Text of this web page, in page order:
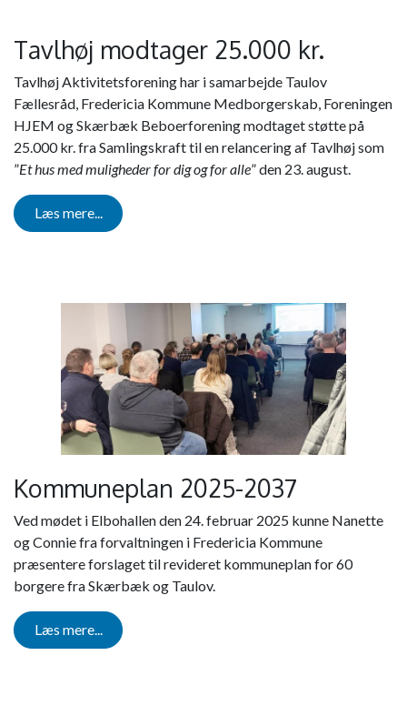
Tavlhøj modtager 25.000 kr.
Tavlhøj Aktivitetsforening har i samarbejde Taulov
Fællesråd, Fredericia Kommune Medborgerskab, Foreningen
HJEM og Skærbæk Beboerforening modtaget støtte på
25.000 kr. fra Samlingskraft til en relancering af Tavlhøj som
”Et hus med muligheder for dig og for alle” den 23. august.
Læs mere...
Kommuneplan 2025-2037
Ved mødet i Elbohallen den 24. februar 2025 kunne Nanette
og Connie fra forvaltningen i Fredericia Kommune
præsentere forslaget til revideret kommuneplan for 60
borgere fra Skærbæk og Taulov.
Læs mere...